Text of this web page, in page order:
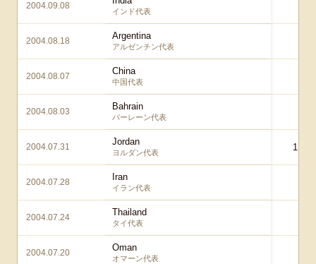
2004.09.08
インド代表
2004.08.18 Argentina
アルゼンチン代表
2004.08.07 China
中国代表
2004.08.03 Bahrain
バーレーン代表
2004.07.31 Jordan
ヨルダン代表 1 – 1
2004.07.28 Iran
イラン代表
2004.07.24 Thailand
タイ代表
2004.07.20 Oman
オマーン代表